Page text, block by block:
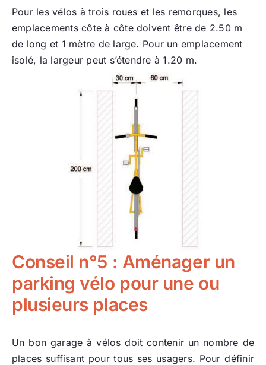
Pour les vélos à trois roues et les remorques, les
emplacements côte à côte doivent être de 2.50 m
de long et 1 mètre de large. Pour un emplacement
isolé, la largeur peut s’étendre à 1.20 m.
Conseil n°5 : Aménager un
parking vélo pour une ou
plusieurs places
Un bon garage à vélos doit contenir un nombre de
places suffisant pour tous ses usagers. Pour définir